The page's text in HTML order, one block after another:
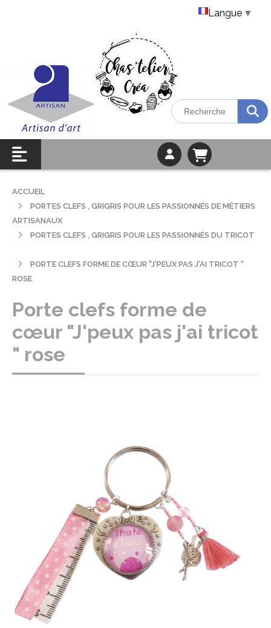
ACCUEIL
PORTES CLEFS , GRIGRIS POUR LES PASSIONNÉS DE MÉTIERS
ARTISANAUX
PORTES CLEFS , GRIGRIS POUR LES PASSIONNÉS DU TRICOT
PORTE CLEFS FORME DE CŒUR "J'PEUX PAS J'AI TRICOT "
ROSE
Porte clefs forme de
cœur "J'peux pas j'ai tricot
" rose
Langue ▼